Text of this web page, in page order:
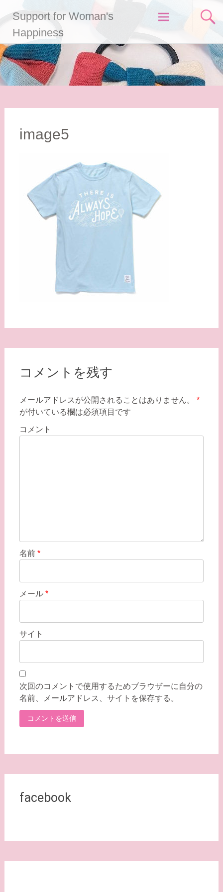
ン
ン
ツ
へ
ス
Support for Woman's
Happiness
image5
コメントを残す
メールアドレスが公開されることはありません。
*
が付いている欄は必須項目です
コメント
名前 *
メール *
サイト
次回のコメントで使用するためブラウザーに自分の
名前、メールアドレス、サイトを保存する。
facebook